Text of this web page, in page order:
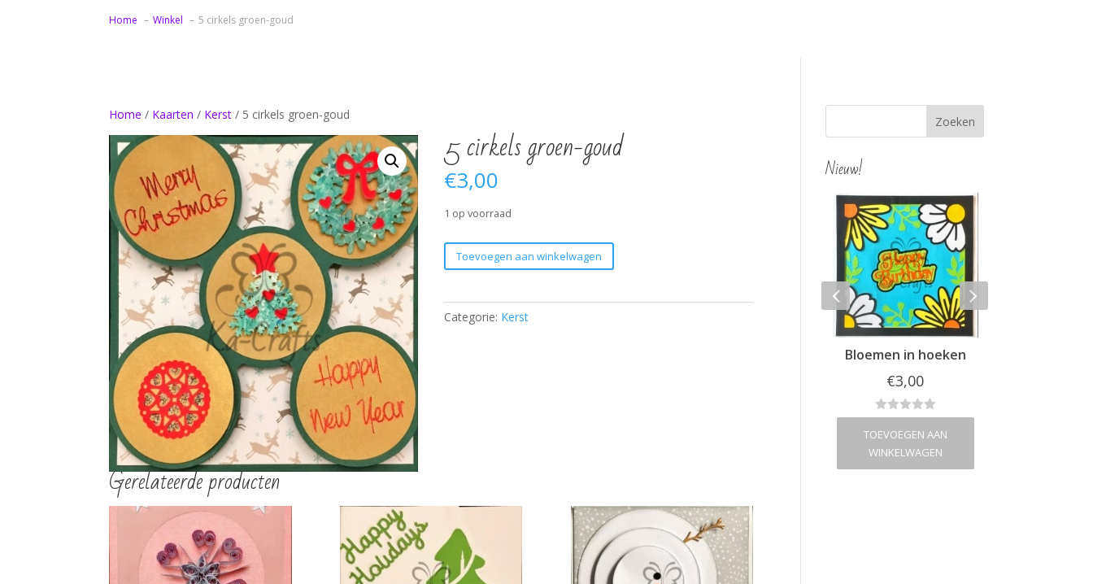
Home Winkel 5 cirkels groen-goud
Home / Kaarten / Kerst / 5 cirkels groen-goud
5 cirkels groen-goud
€3,00
1 op voorraad
cirkels
goud
aantal
Toevoegen aan winkelwagen
Categorie: Kerst
Gerelateerde producten
Nieuw!
Verjaardag 60 jaar
3,00
TOEVOEGEN AAN
WINKELWAGEN
Verjaardag 65 jaar
€3,00
TOEVOEGEN AAN
WINKELWAGEN
Hortensia
€
TOEVOEGEN AAN
WINKELWAGEN
Bloemen in hoeken
€3,00
TOEVOEGEN AAN
WINKELWAGEN